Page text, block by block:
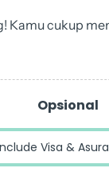
Kamu cukup
Opsional
Visa &